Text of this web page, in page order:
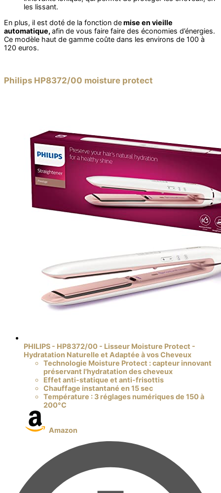
les lissant.
En plus, il est doté de la fonction demise en vieille
automatique, afin de vous faire faire des économies d’énergies.
Ce modèle haut de gamme coûte dans les environs de 100 à
120 euros.
Philips HP8372/00 moisture protect
PHILIPS - HP8372/00 - Lisseur Moisture Protect -
Hydratation Naturelle et Adaptée à vos Cheveux
Technologie Moisture Protect : capteur innovant
préservant l'hydratation des cheveux
Effet anti-statique et anti-frisottis
Chauffage instantané en 15 sec
Température : 3 réglages numériques de 150 à
200°C
Amazon